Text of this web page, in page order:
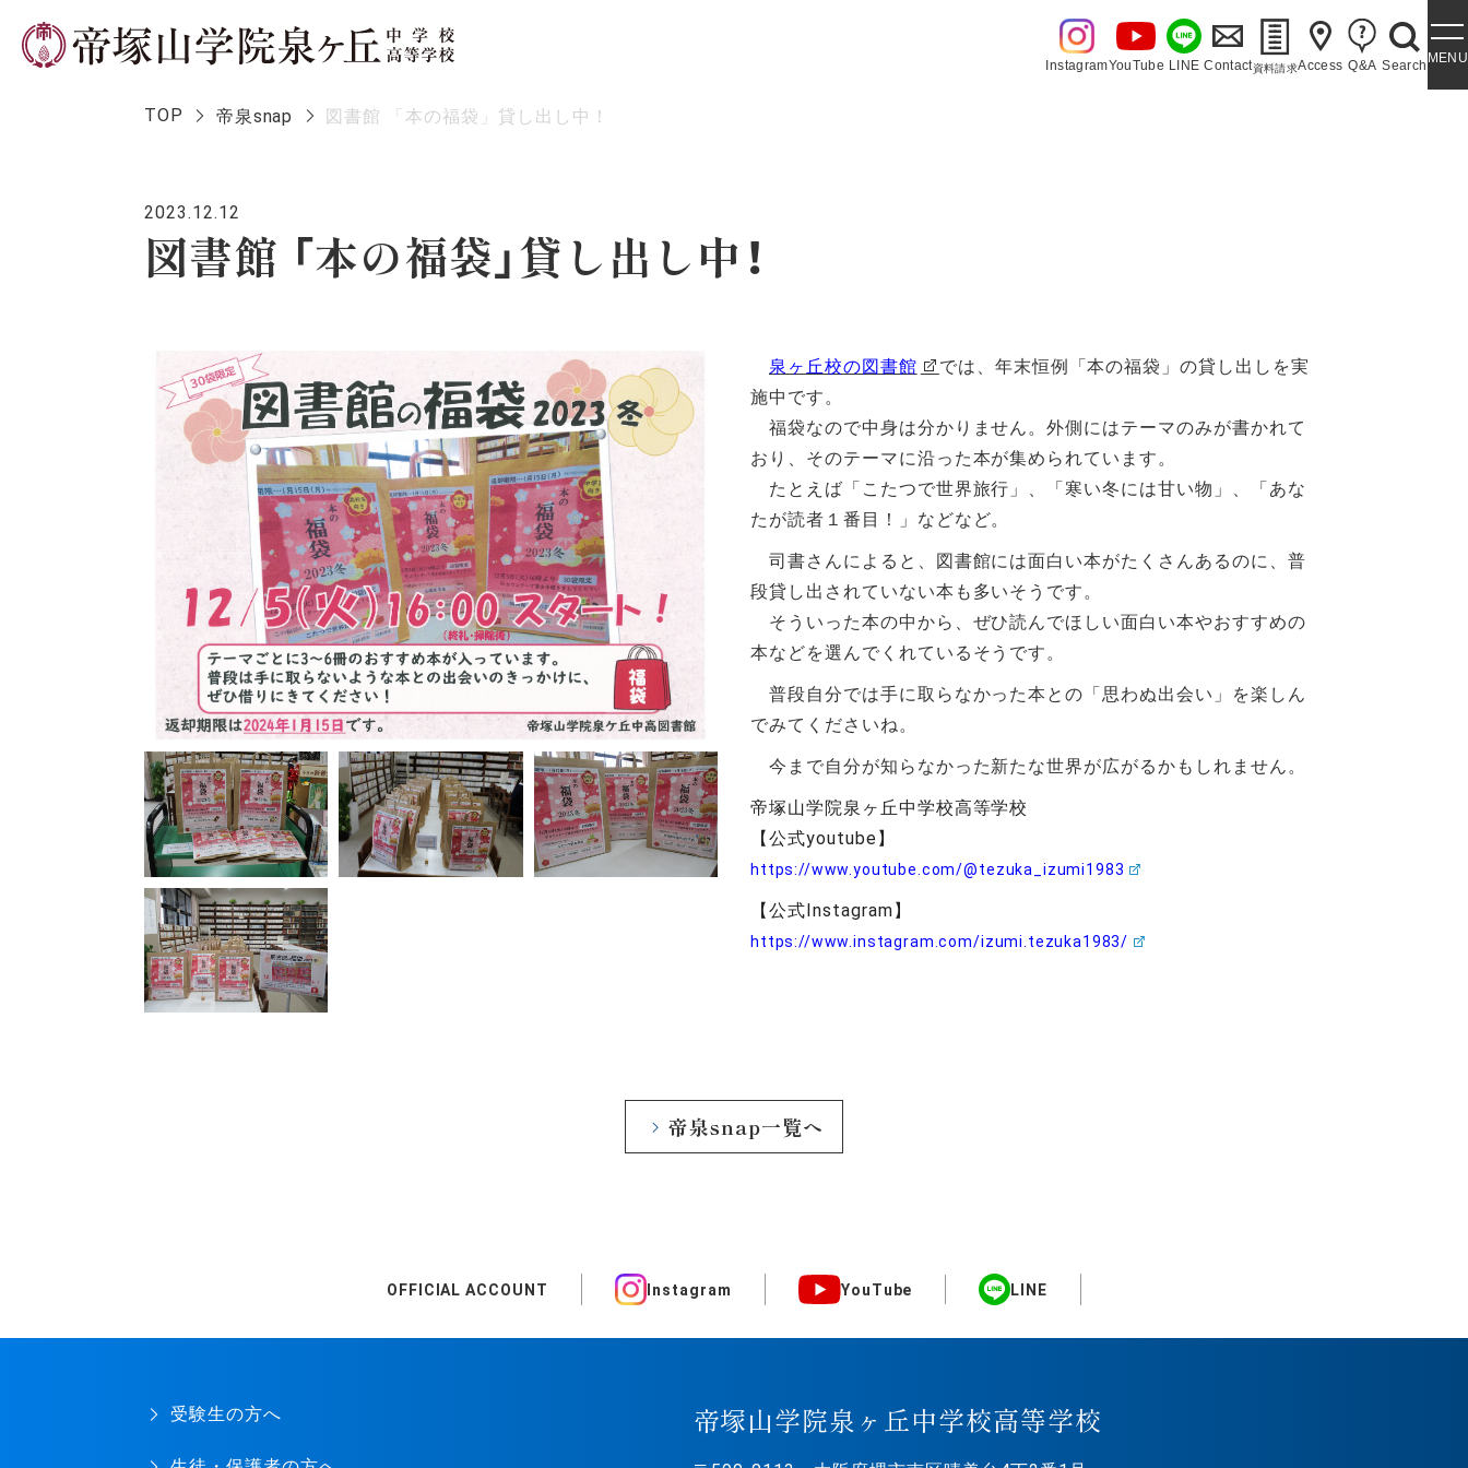
InstagramYouTube LINE Contact資料請求Access Q&A SearchMENU
学校長メッセージ 泉ヶ丘校のめざす教育
TOP 帝泉snap 図書館 「本の福袋」貸し出し中！
2023.12.12
図書館 「本の福袋」貸し出し中！
泉ヶ丘校の図書館
では、年末恒例「本の福袋」の貸し出しを実
施中です。
福袋なので中身は分かりません。外側にはテーマのみが書かれて
おり、そのテーマに沿った本が集められています。
たとえば「こたつで世界旅行」、「寒い冬には甘い物」、「あな
たが読者１番目！」などなど。
司書さんによると、図書館には面白い本がたくさんあるのに、普
段貸し出されていない本も多いそうです。
そういった本の中から、ぜひ読んでほしい面白い本やおすすめの
本などを選んでくれているそうです。
普段自分では手に取らなかった本との「思わぬ出会い」を楽しん
でみてくださいね。
今まで自分が知らなかった新たな世界が広がるかもしれません。
帝塚山学院泉ヶ丘中学校高等学校
【公式youtube】
https://www.youtube.com/@tezuka_izumi1983
【公式Instagram】
https://www.instagram.com/izumi.tezuka1983/
帝泉snap一覧へ
OFFICIAL ACCOUNT Instagram YouTube LINE
受験生の方へ 帝塚山学院泉ヶ丘中学校高等学校